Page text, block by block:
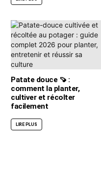
Patate douce 🍠 :
comment la planter,
cultiver et récolter
facilement
LIRE PLUS